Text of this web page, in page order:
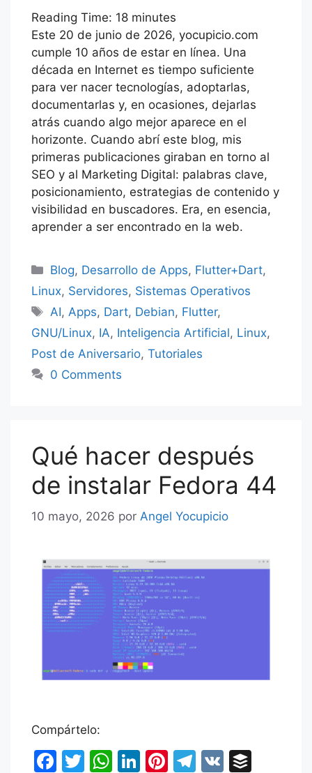
e
b
o
o
k
er s
A
p
p
e
dI
n
e
st
gr
a
m
s
s
e
n
g
er
ai
l
s
s
a
g
e
m
p
ar
tir
Reading Time: 18 minutes
Este 20 de junio de 2026, yocupicio.com
cumple 10 años de estar en línea. Una
década en Internet es tiempo suficiente
para ver nacer tecnologías, adoptarlas,
documentarlas y, en ocasiones, dejarlas
atrás cuando algo mejor aparece en el
horizonte. Cuando abrí este blog, mis
primeras publicaciones giraban en torno al
SEO y al Marketing Digital: palabras clave,
posicionamiento, estrategias de contenido y
visibilidad en buscadores. Era, en esencia,
aprender a ser encontrado en la web.
Categorías
Blog, Desarrollo de Apps, Flutter+Dart,
Linux, Servidores, Sistemas Operativos
Etiquetas
AI,Apps, Dart, Debian, Flutter,
GNU/Linux, IA, Inteligencia Artificial, Linux,
Post de Aniversario, Tutoriales
0 Comments
Qué hacer después
de instalar Fedora 44
10 mayo, 2026 por Angel Yocupicio
Compártelo:
F
T
W Li Pi T
V